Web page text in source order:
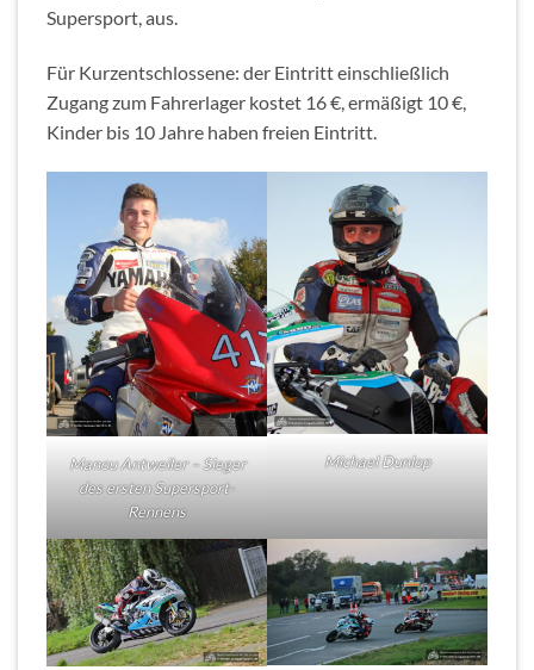
Supersport, aus.
Für Kurzentschlossene: der Eintritt einschließlich
Zugang zum Fahrerlager kostet 16 €, ermäßigt 10 €,
Kinder bis 10 Jahre haben freien Eintritt.
Manou Antweiler – Sieger
des ersten Supersport-
Rennens
Michael Dunlop